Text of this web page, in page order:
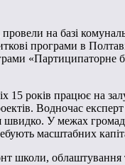
на базі
програми в
років працює на
Водночас експерт
швидко. У межах
масштабних
облаштування